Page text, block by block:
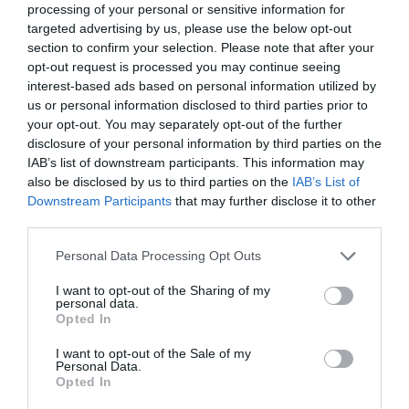
processing of your personal or sensitive information for
targeted advertising by us, please use the below opt-out
section to confirm your selection. Please note that after your
opt-out request is processed you may continue seeing
interest-based ads based on personal information utilized by
us or personal information disclosed to third parties prior to
your opt-out. You may separately opt-out of the further
disclosure of your personal information by third parties on the
IAB’s list of downstream participants. This information may
also be disclosed by us to third parties on the IAB’s List of
Downstream Participants that may further disclose it to other
Please note that this website/app uses one or more Google
not limited to your visit or usage behaviour. You may click to
grant or deny consent to Google and its third-party tags to
use your data for below specified purposes in below Google
consent section.
Personal Data Processing Opt Outs
I want to opt-out of the Sharing of my
personal data.
Opted In
I want to opt-out of the Sale of my
Personal Data.
Opted In
a befektetők az utolsó két évben.
APrémium Magyar Állampapír (PMÁP)esetén az új sorozat
kamata az első kamatperiódusban évi 6 százalék, a második
periódustól az infláció feletti kamatprémiumot a korábbi 0,50
százalék helyett 0,10 százalékban határozta meg az
adósságkezelő.
Érdemes alaposabban megnézni a vonzó betéti
kamatokat
Nagy változás jön októbertől a legfontosabb
állampapíroknál